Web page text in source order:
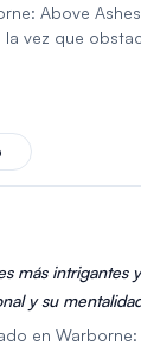
Above
vez que
su daño,
y eliminar
más
y su
nivel en el
en